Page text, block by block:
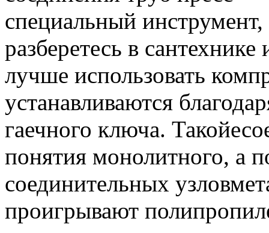
специальный
разберетесь в
лучше использовать
устанавливаются
гаечного ключа.
понятия монолитного, а
соединительных
проигрывают